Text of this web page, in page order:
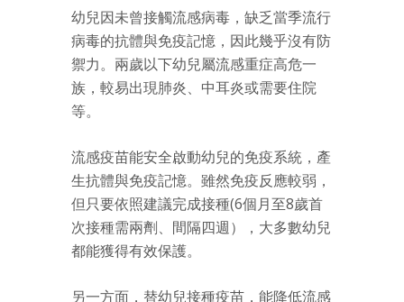
幼兒因未曾接觸流感病毒，缺乏當季流行
病毒的抗體與免疫記憶，因此幾乎沒有防
禦力。兩歲以下幼兒屬流感重症高危一
族，較易出現肺炎、中耳炎或需要住院
等。
流感疫苗能安全啟動幼兒的免疫系統，產
生抗體與免疫記憶。雖然免疫反應較弱，
但只要依照建議完成接種(6個月至8歲首
次接種需兩劑、間隔四週），大多數幼兒
都能獲得有效保護。
另一方面，替幼兒接種疫苗，能降低流感